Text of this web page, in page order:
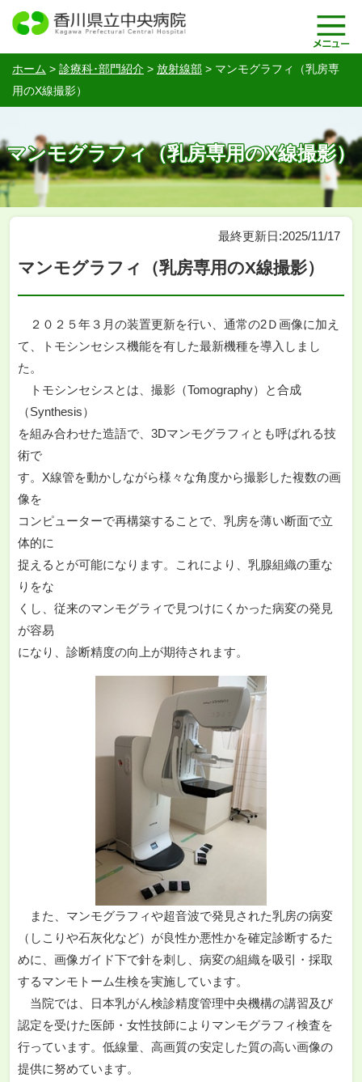
ホーム > 診療科･部門紹介 > 放射線部 > マンモグラフィ（乳房専
用のX線撮影）
マンモグラフィ（乳房専用のX線撮影）
最終更新日:2025/11/17
マンモグラフィ（乳房専用のX線撮影）
２０２５年３月の装置更新を行い、通常の2Ｄ画像に加え
て、トモシンセシス機能を有した最新機種を導入しまし
た。
トモシンセシスとは、撮影（Tomography）と合成
（Synthesis）
を組み合わせた造語で、3Dマンモグラフィとも呼ばれる技
術で
す。X線管を動かしながら様々な角度から撮影した複数の画
像を
コンピューターで再構築することで、乳房を薄い断面で立
体的に
捉えるとが可能になります。これにより、乳腺組織の重な
りをな
くし、従来のマンモグラィで見つけにくかった病変の発見
が容易
になり、診断精度の向上が期待されます。
また、マンモグラフィや超音波で発見された乳房の病変
（しこりや石灰化など）が良性か悪性かを確定診断するた
めに、画像ガイド下で針を刺し、病変の組織を吸引・採取
するマンモトーム生検を実施しています。
当院では、日本乳がん検診精度管理中央機構の講習及び
認定を受けた医師・女性技師によりマンモグラフィ検査を
行っています。低線量、高画質の安定した質の高い画像の
提供に努めています。